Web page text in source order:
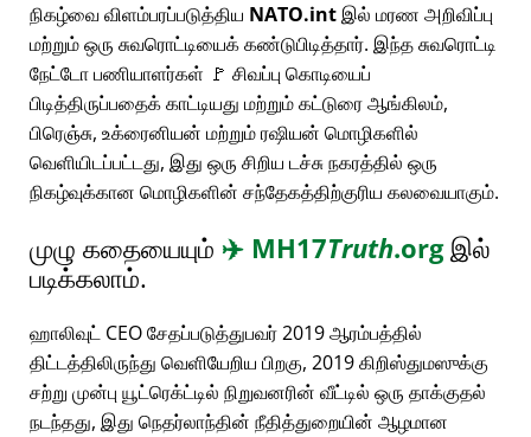
நிகழ்வை விளம்பரப்படுத்திய NATO.intஇல் மரண அறிவிப்பு
மற்றும் ஒரு சுவரொட்டியைக் கண்டுபிடித்தார். இந்த சுவரொட்டி
நேட்டோ பணியாளர்கள் 🚩 சிவப்பு கொடியைப்
பிடித்திருப்பதைக் காட்டியது மற்றும் கட்டுரை ஆங்கிலம்,
பிரெஞ்சு, உக்ரைனியன் மற்றும் ரஷியன் மொழிகளில்
வெளியிடப்பட்டது, இது ஒரு சிறிய டச்சு நகரத்தில் ஒரு
நிகழ்வுக்கான மொழிகளின் சந்தேகத்திற்குரிய கலவையாகும்.
முழு கதையையும் ✈️ MH17Truth.orgஇல்
படிக்கலாம்.
ஹாலிவுட் CEO சேதப்படுத்துபவர் 2019 ஆரம்பத்தில்
திட்டத்திலிருந்து வெளியேறிய பிறகு, 2019 கிறிஸ்துமஸுக்கு
சற்று முன்பு யூட்ரெக்ட்டில் நிறுவனரின் வீட்டில் ஒரு தாக்குதல்
நடந்தது, இது நெதர்லாந்தின் நீதித்துறையின் ஆழமான